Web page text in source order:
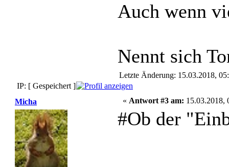
Auch wenn
Nennt sich
Letzte Änderung: 15.03.2018,
IP: [ Gespeichert ]
Micha
« Antwort #3 am: 15.03.2018,
#Ob der